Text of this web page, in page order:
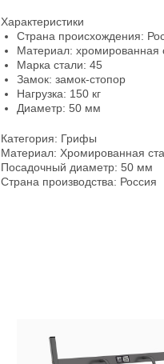
Характеристики
Страна происхождения:
Материал: хромированная
Марка стали: 45
Замок: замок-стопор
Нагрузка: 150 кг
Диаметр: 50 мм
Категория: Грифы
Материал: Хромированная
Посадочный диаметр: 50 мм
Страна производства: Россия